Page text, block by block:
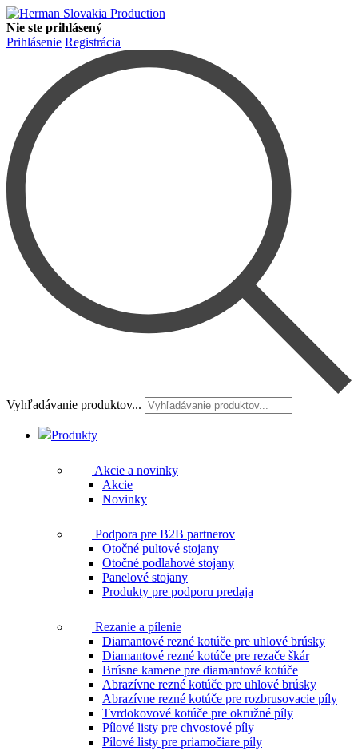
Nie ste prihlásený
Prihlásenie Registrácia
Vyhľadávanie produktov...
Produkty
Akcie a novinky
Akcie
Novinky
Podpora pre B2B partnerov
Otočné pultové stojany
Otočné podlahové stojany
Panelové stojany
Produkty pre podporu predaja
Rezanie a pílenie
Diamantové rezné kotúče pre uhlové brúsky
Diamantové rezné kotúče pre rezače škár
Brúsne kamene pre diamantové kotúče
Abrazívne rezné kotúče pre uhlové brúsky
Abrazívne rezné kotúče pre rozbrusovacie píly
Tvrdokovové kotúče pre okružné píly
Pílové listy pre chvostové píly
Pílové listy pre priamočiare píly